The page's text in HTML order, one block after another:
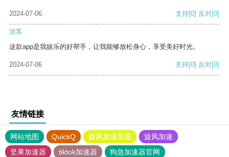
2024-07-06 支持[0] 反对[0]
游客
这款app是我娱乐的好帮手，让我能够放松身心，享受美好时光。
2024-07-06 支持[0] 反对[0]
友情链接
网站地图 QuickQ 旋风加速度器
旋风加速
坚果加速器
tiktok加速器
狗急加速器官网